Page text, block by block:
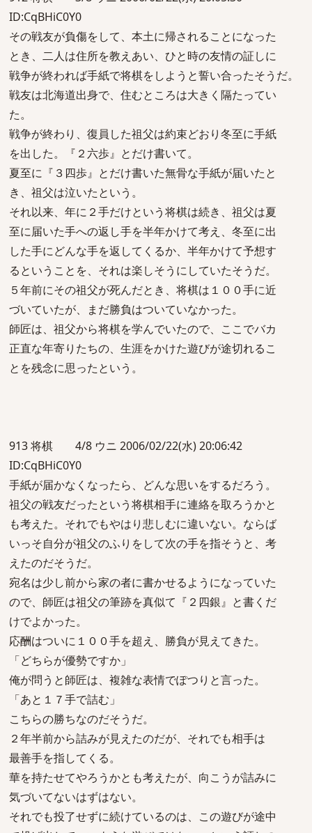
ID:CqBHiC0Y0
その戦友が負傷をして、本土に帰されることになった
とき、二人は住所を教えあい、ひと時の友情の証しに
戦争が終われば手紙で将棋をしようと誓い合ったそうだ。
戦友は北海道出身で、住むところは大きく隔たってい
た。
戦争が終わり、復員した祖父は約束どおり冬至に手紙
を出した。『２六歩』とだけ書いて。
夏至に『３四歩』とだけ書いた無骨な手紙が届いたと
き、祖父は泣いたという。
それ以来、年に２手だけという将棋は続き、祖父は夏
至に届いた手への返し手を半年かけて考え、冬至に出
した手にどんな手を返してくるか、半年かけて予想す
るということを、それは楽しそうにしていたそうだ。
５年前にその祖父が死んだとき、将棋は１００手に近
づいていたが、まだ勝負はついていなかった。
師匠は、祖父から将棋を学んでいたので、ここでバカ
正直な年寄りたちの、生涯をかけた遊びが途切れるこ
とを残念に思ったという。
913 将棋 4/8 ウニ 2006/02/22(水) 20:06:42
ID:CqBHiC0Y0
手紙が届かなくなったら、どんな思いをするだろう。
祖父の戦友だったという将棋相手に連絡を取ろうかと
も考えた。それでもやはり悲しむに違いない。ならば
いっそ自分が祖父のふりをして次の手を指そうと、考
えたのだそうだ。
宛名は少し前から家の者に書かせるようになっていた
ので、師匠は祖父の筆跡を真似て『２四銀』と書くだ
けでよかった。
応酬はついに１００手を超え、勝負が見えてきた。
「どちらが優勢ですか」
俺が問うと師匠は、複雑な表情でぽつりと言った。
「あと１７手で詰む」
こちらの勝ちなのだそうだ。
２年半前から詰みが見えたのだが、それでも相手は
最善手を指してくる。
華を持たせてやろうかとも考えたが、向こうが詰みに
気づいてないはずはない。
それでも投了せずに続けているのは、この遊びが途中